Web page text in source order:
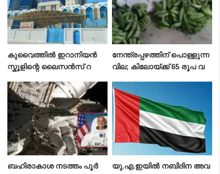
കുവൈത്തിൽ ഇറാനിയൻ
സ്കൂളിന്റെ ലൈസൻസ് റ
വിട്ട് വിദ്യാഭ്യാസ മന്ത്രാല
യം
നേന്ത്രപ്പഴത്തിന് പൊള്ളുന്ന
വില; കിലോയ്ക്ക് 65 രൂപ വ
ബഹിരാകാശ നടത്തം പൂർ
യു.എ.ഇയിൽ നബിദിന അവ